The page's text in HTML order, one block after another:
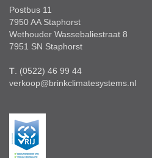
Postbus 11
7950 AA Staphorst
Wethouder Wassebaliestraat 8
7951 SN Staphorst
T . (0522) 46 99 44
verkoop@brinkclimatesystems.nl